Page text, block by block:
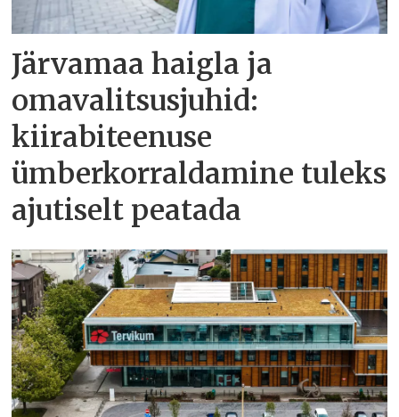
Järvamaa haigla ja
omavalitsusjuhid:
kiirabiteenuse
ümberkorraldamine tuleks
ajutiselt peatada